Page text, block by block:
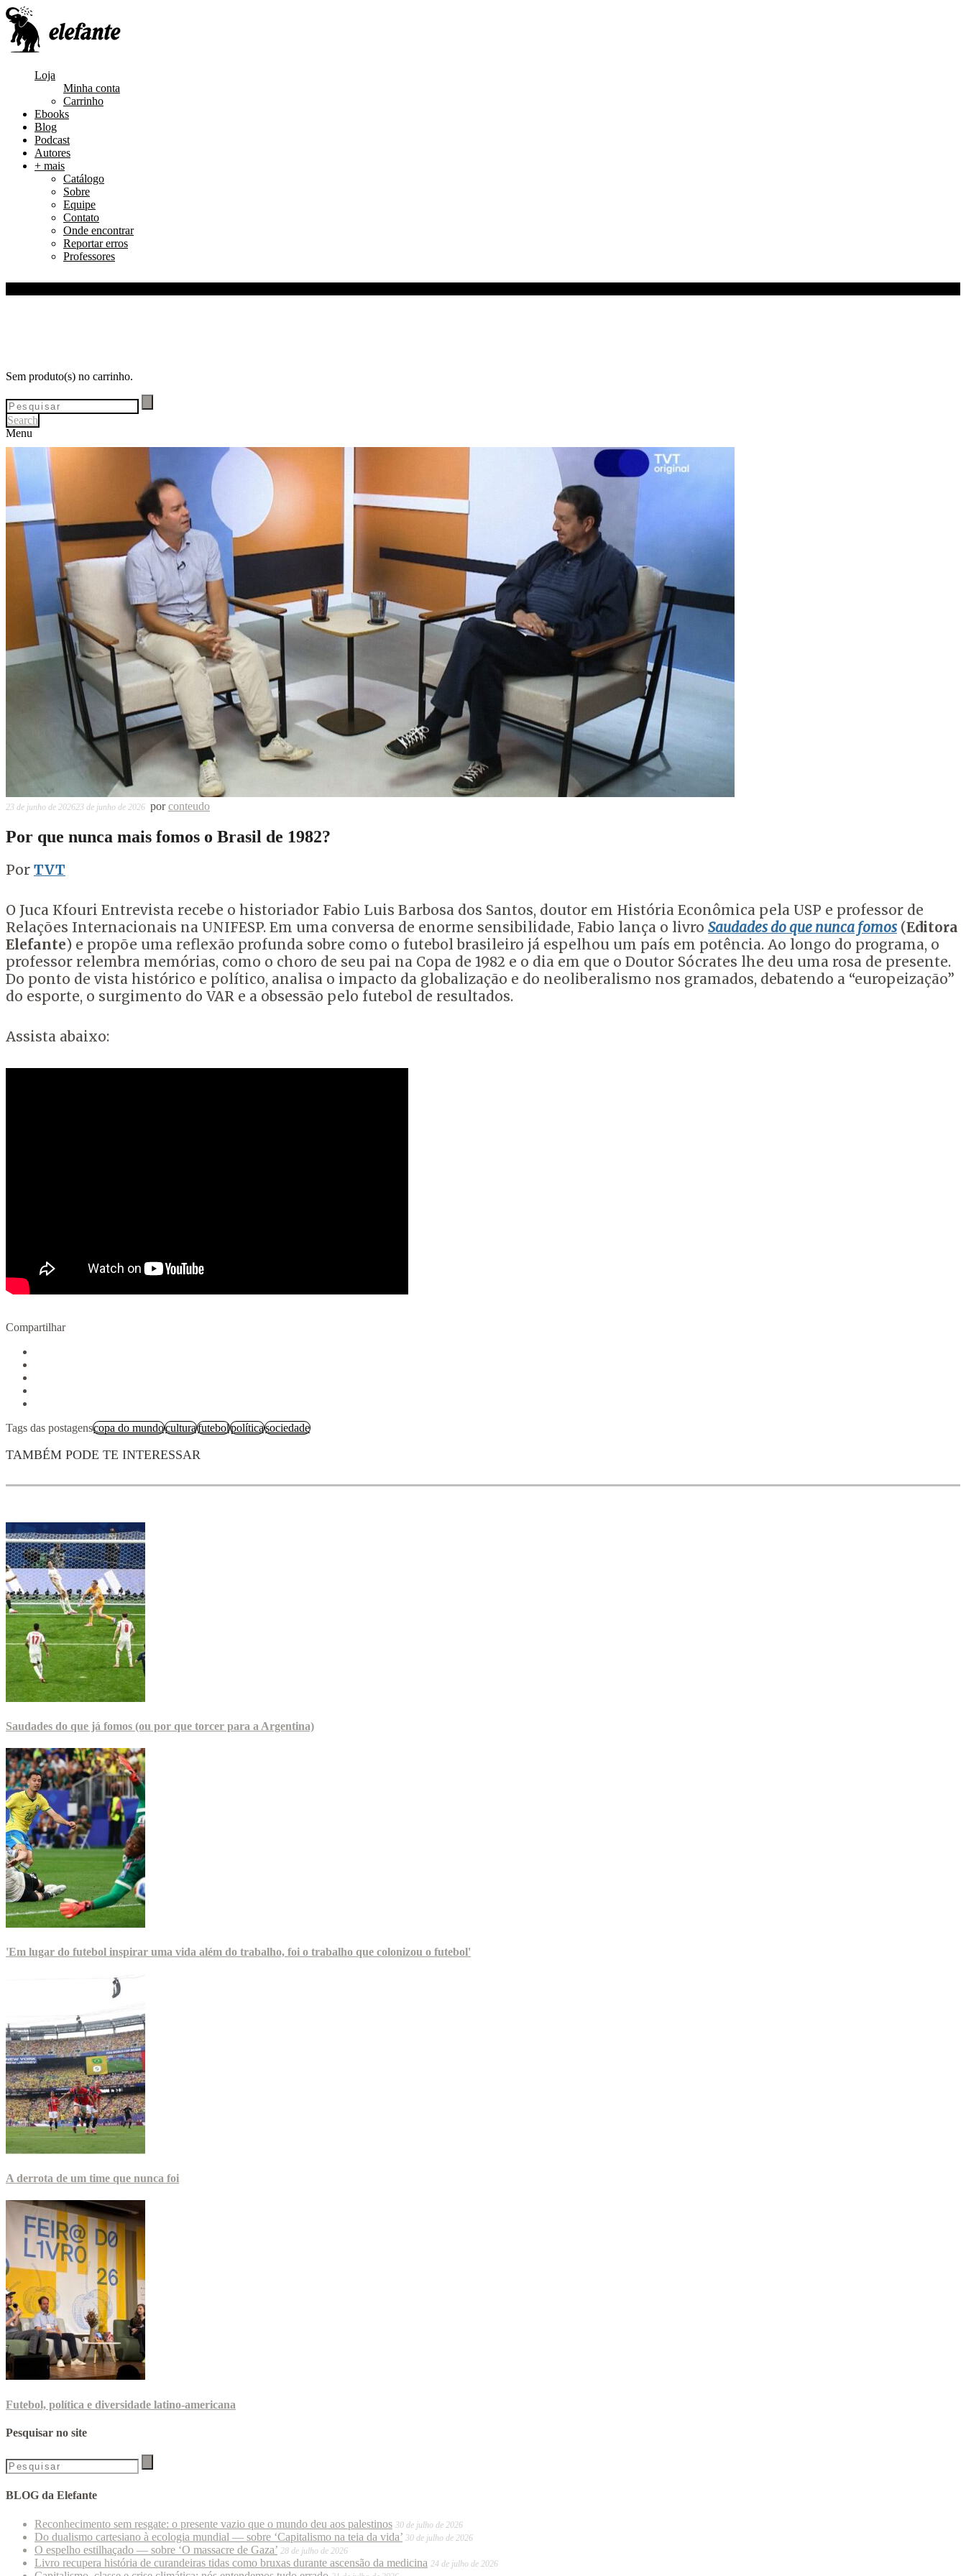
Loja
Minha conta
Carrinho
Ebooks
Blog
Podcast
Autores
+ mais
Catálogo
Sobre
Equipe
Contato
Onde encontrar
Reportar erros
Professores
Sem produto(s) no carrinho.
Search
Menu
23 de junho de 202623 de junho de 2026 porconteudo
Por que nunca mais fomos o Brasil de 1982?
Por TVT
O Juca Kfouri Entrevista recebe o historiador Fabio Luis Barbosa dos Santos, doutor em História Econômica pela USP e professor de
Relações Internacionais na UNIFESP. Em uma conversa de enorme sensibilidade, Fabio lança o livro Saudades do que nunca fomos (Editora
Elefante) e propõe uma reflexão profunda sobre como o futebol brasileiro já espelhou um país em potência. Ao longo do programa, o
professor relembra memórias, como o choro de seu pai na Copa de 1982 e o dia em que o Doutor Sócrates lhe deu uma rosa de presente.
Do ponto de vista histórico e político, analisa o impacto da globalização e do neoliberalismo nos gramados, debatendo a “europeização”
do esporte, o surgimento do VAR e a obsessão pelo futebol de resultados.
Assista abaixo:
Compartilhar
Tags das postagenscopa do mundoculturafutebolpolíticasociedade
TAMBÉM PODE TE INTERESSAR
Saudades do que já fomos (ou por que torcer para a Argentina)
'Em lugar do futebol inspirar uma vida além do trabalho, foi o trabalho que colonizou o futebol'
A derrota de um time que nunca foi
Futebol, política e diversidade latino-americana
Pesquisar no site
BLOG da Elefante
Reconhecimento sem resgate: o presente vazio que o mundo deu aos palestinos 30 de julho de 2026
Do dualismo cartesiano à ecologia mundial — sobre ‘Capitalismo na teia da vida’ 30 de julho de 2026
O espelho estilhaçado — sobre ‘O massacre de Gaza’ 28 de julho de 2026
Livro recupera história de curandeiras tidas como bruxas durante ascensão da medicina 24 de julho de 2026